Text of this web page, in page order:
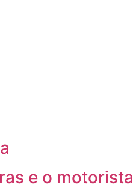
e o motorista